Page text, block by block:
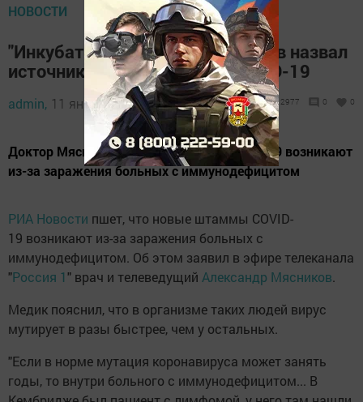
НОВОСТИ
"Инкубаторы вирусов": Мясников назвал
источник новых штаммов COVID-19
admin, 11 января 2022 - 15:00 2977 0 0
Доктор Мясников: новые штаммы COVID-19 возникают
из-за заражения больных с иммунодефицитом
РИА Новости пшет, что новые штаммы COVID-
19 возникают из-за заражения больных с
иммунодефицитом. Об этом заявил в эфире телеканала
"Россия 1 " врач и телеведущий Александр Мясников.
Медик пояснил, что в организме таких людей вирус
мутирует в разы быстрее, чем у остальных.
"Если в норме мутация коронавируса может занять
годы, то внутри больного с иммунодефицитом... В